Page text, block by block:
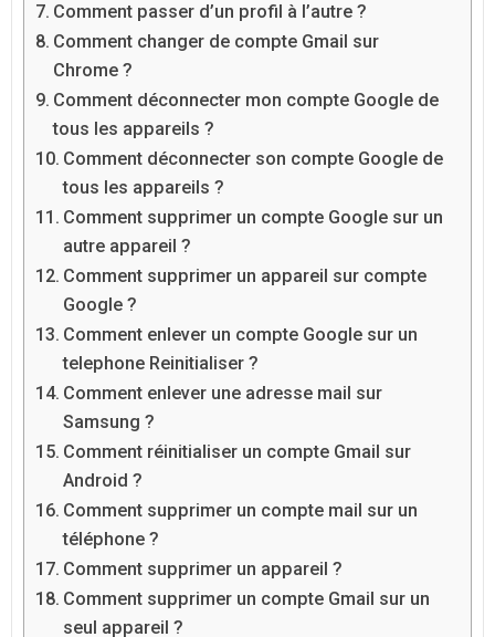
Comment passer d’un profil à l’autre ?
Comment changer de compte Gmail sur
Chrome ?
Comment déconnecter mon compte Google de
tous les appareils ?
Comment déconnecter son compte Google de
tous les appareils ?
Comment supprimer un compte Google sur un
autre appareil ?
Comment supprimer un appareil sur compte
Google ?
Comment enlever un compte Google sur un
telephone Reinitialiser ?
Comment enlever une adresse mail sur
Samsung ?
Comment réinitialiser un compte Gmail sur
Android ?
Comment supprimer un compte mail sur un
téléphone ?
Comment supprimer un appareil ?
Comment supprimer un compte Gmail sur un
seul appareil ?